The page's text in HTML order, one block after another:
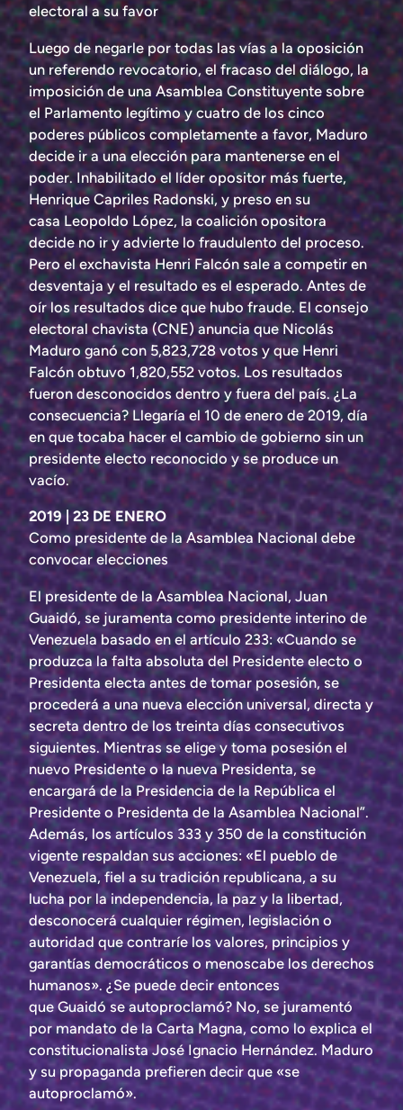
electoral a su favor
Luego de negarle por todas las vías a la oposición
un referendo revocatorio, el fracaso del diálogo, la
imposición de una Asamblea Constituyente sobre
el Parlamento legítimo y cuatro de los cinco
poderes públicos completamente a favor, Maduro
decide ir a una elección para mantenerse en el
poder. Inhabilitado el líder opositor más fuerte,
Henrique Capriles Radonski, y preso en su
casa Leopoldo López, la coalición opositora
decide no ir y advierte lo fraudulento del proceso.
Pero el exchavista Henri Falcón sale a competir en
desventaja y el resultado es el esperado. Antes de
oír los resultados dice que hubo fraude. El consejo
electoral chavista (CNE) anuncia que Nicolás
Maduro ganó con 5,823,728 votos y que Henri
Falcón obtuvo 1,820,552 votos. Los resultados
fueron desconocidos dentro y fuera del país. ¿La
consecuencia? Llegaría el 10 de enero de 2019, día
en que tocaba hacer el cambio de gobierno sin un
presidente electo reconocido y se produce un
vacío.
2019 | 23 DE ENERO
Como presidente de la Asamblea Nacional debe
convocar elecciones
El presidente de la Asamblea Nacional, Juan
Guaidó, se juramenta como presidente interino de
Venezuela basado en el artículo 233: «Cuando se
produzca la falta absoluta del Presidente electo o
Presidenta electa antes de tomar posesión, se
procederá a una nueva elección universal, directa y
secreta dentro de los treinta días consecutivos
siguientes. Mientras se elige y toma posesión el
nuevo Presidente o la nueva Presidenta, se
encargará de la Presidencia de la República el
Presidente o Presidenta de la Asamblea Nacional”.
Además, los artículos 333 y 350 de la constitución
vigente respaldan sus acciones: «El pueblo de
Venezuela, fiel a su tradición republicana, a su
lucha por la independencia, la paz y la libertad,
desconocerá cualquier régimen, legislación o
autoridad que contraríe los valores, principios y
garantías democráticos o menoscabe los derechos
humanos». ¿Se puede decir entonces
que Guaidó se autoproclamó? No, se juramentó
por mandato de la Carta Magna, como lo explica el
constitucionalista José Ignacio Hernández. Maduro
y su propaganda prefieren decir que «se
autoproclamó».